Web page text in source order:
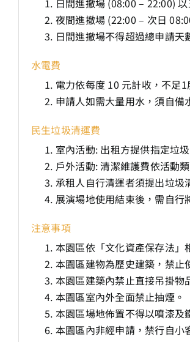
夜間進撤場 (22:00 – 次日
日間進撤場不得超過總申請天
水電費
電力依每度 10 元計收，不足1
申請人如需大量用水，須自
民生垃圾清運費
室內活動: 出租方提供指定垃
戶外活動: 清潔維護費依活動
承租人自行清運者須提出垃圾
展演場地使用結束後，需自行
注意事項
本園區依「文化資產保存法」
本園區建物為歷史建築，禁
本園區建築內禁止直接吊掛物
本園區室內外全面禁止抽煙。
本園區場地佈置不得以噴漆
本園區內非經申請，禁行自小